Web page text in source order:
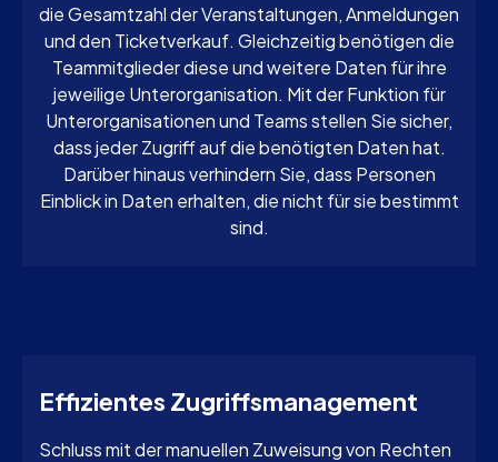
die Gesamtzahl der Veranstaltungen, Anmeldungen
und den Ticketverkauf. Gleichzeitig benötigen die
Teammitglieder diese und weitere Daten für ihre
jeweilige Unterorganisation. Mit der Funktion für
Unterorganisationen und Teams stellen Sie sicher,
dass jeder Zugriff auf die benötigten Daten hat.
Darüber hinaus verhindern Sie, dass Personen
Einblick in Daten erhalten, die nicht für sie bestimmt
sind.
Effizientes Zugriffsmanagement
Schluss mit der manuellen Zuweisung von Rechten